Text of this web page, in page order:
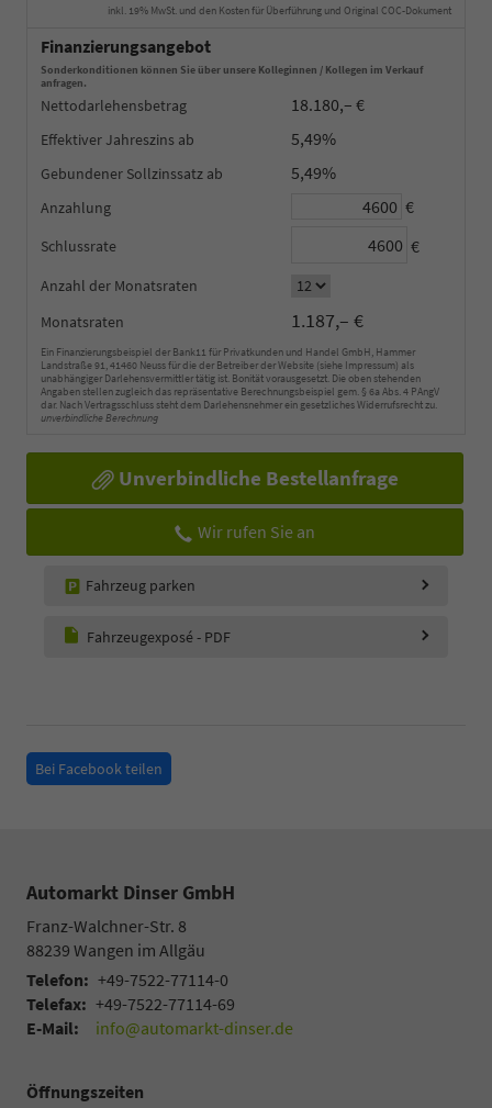
inkl. 19% MwSt. und den Kosten für Überführung und Original COC-Dokument
Finanzierungsangebot
Sonderkonditionen können Sie über unsere Kolleginnen / Kollegen im Verkauf
anfragen.
Nettodarlehensbetrag 18.180,– €
Effektiver Jahreszins 5,49%
Gebundener Sollzinssatz 5,49%
Anzahlung €
Schlussrate €
Anzahl der Monatsraten
Monatsraten
1.187,– €
Ein Finanzierungsbeispiel der Bank11 für Privatkunden und Handel GmbH, Hammer
Landstraße 91, 41460 Neuss für die der Betreiber der Website (siehe Impressum) als
unabhängiger Darlehensvermittler tätig ist. Bonität vorausgesetzt. Die oben stehenden
Angaben stellen zugleich das repräsentative Berechnungsbeispiel gem. § 6a Abs. 4 PAngV
dar. Nach Vertragsschluss steht dem Darlehensnehmer ein gesetzliches Widerrufsrecht zu.
unverbindliche Berechnung
Unverbindliche Bestellanfrage
Wir rufen Sie an
Fahrzeug parken
Fahrzeugexposé - PDF
Bei Facebook teilen
Automarkt Dinser GmbH
Franz-Walchner-Str. 8
88239 Wangen im Allgäu
Telefon: +49-7522-77114-0
Telefax: +49-7522-77114-69
E-Mail:
info@automarkt-dinser.de
Öffnungszeiten